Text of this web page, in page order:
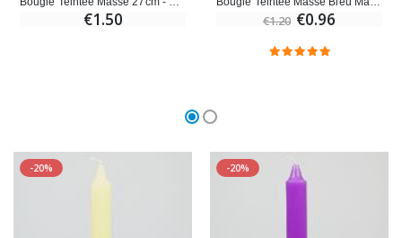
€1.50 €1.20 €0.96
-20% -20%